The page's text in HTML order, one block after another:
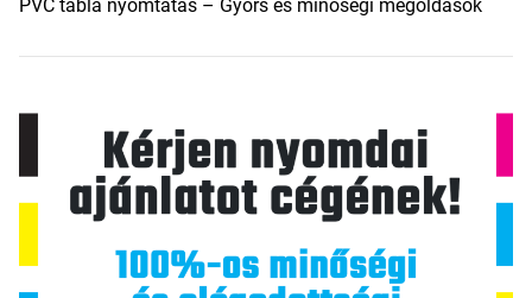
PVC tábla nyomtatás – Gyors és minőségi megoldások